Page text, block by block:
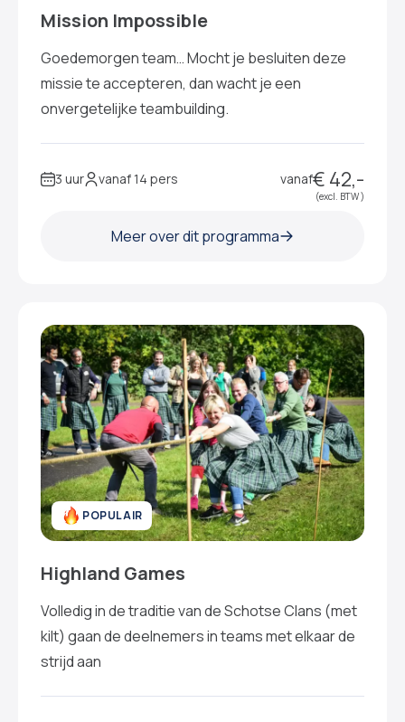
Mission Impossible
Goedemorgen team… Mocht je besluiten deze
missie te accepteren, dan wacht je een
onvergetelijke teambuilding.
3 uur vanaf 14 pers vanaf€ 42,-
(excl. BTW )
Meer over dit programma
POPULAIR
Highland Games
Volledig in de traditie van de Schotse Clans (met
kilt) gaan de deelnemers in teams met elkaar de
strijd aan